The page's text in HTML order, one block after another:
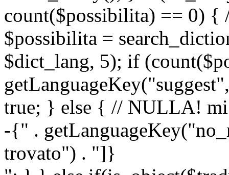
count($possibilita) == 0) {
$possibilita =
$dict_lang, 5); if
true; } else { // NULLA! mi
-{" .
trovato") . "]}